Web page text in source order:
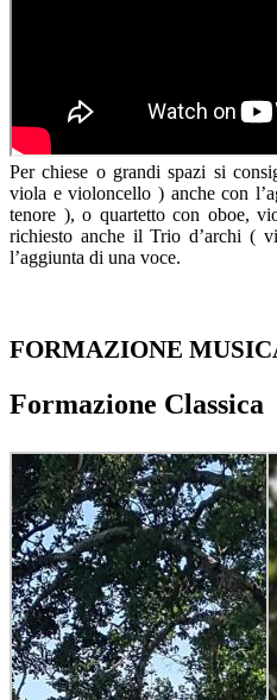
Per chiese o grandi spazi si
viola e violoncello ) anche con
tenore ), o quartetto con oboe,
richiesto anche il Trio d’archi (
l’aggiunta di una voce.
FORMAZIONE
Formazione Classica